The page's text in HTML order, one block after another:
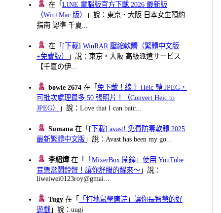
在「LINE 電腦版官方下載 2026 最新版
（Win+Mac 版）
」說：東京・大阪 日本女生預約
指南 認準 千夏...
在「 [下載] WinRAR 壓縮軟體（繁體中文版
+免費版）
」說：東京・大阪 高級派遣サービス
【千夏の伊...
bowie 2674 在「免下載！線上 Heic 轉 JPEG，
可批次處理最多 50 張照片！（Convert Heic to
JPEG）
」說：Love that I can batc...
Sumana 在「 [下載] avast! 免費防毒軟體 2025
最新繁體中文版 」說：Avast has been my go...
李紹煒在「
「MixerBox 鬧鐘」使用 YouTube
音樂當鬧鈴聲！讓你舒服的醒來～ 」說：
liweiwei0123roy@gmai...
Tugy 在「
「打地鼠學唐詩」讓你長智慧的好
遊戲 」說：uugi